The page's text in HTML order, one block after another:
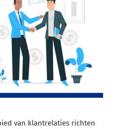
van klantrelaties richten